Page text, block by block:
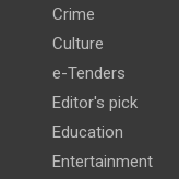
Crime
Culture
e-Tenders
Editor's pick
Education
Entertainment